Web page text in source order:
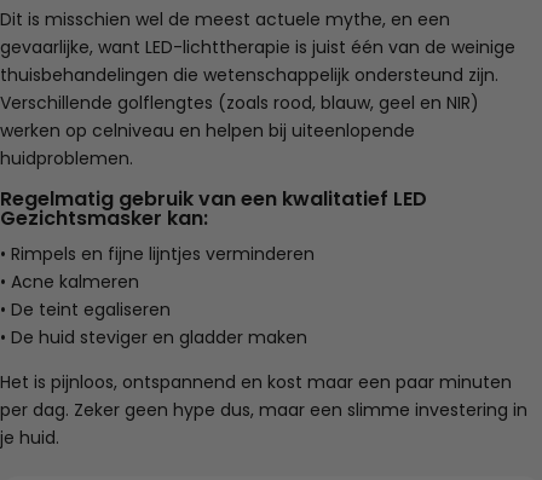
Dit is misschien wel de meest actuele mythe, en een
gevaarlijke, want LED-lichttherapie is juist één van de weinige
thuisbehandelingen die wetenschappelijk ondersteund zijn.
Verschillende golflengtes (zoals rood, blauw, geel en NIR)
werken op celniveau en helpen bij uiteenlopende
huidproblemen.
Regelmatig gebruik van een kwalitatief LED
Gezichtsmasker kan:
• Rimpels en fijne lijntjes verminderen
• Acne kalmeren
• De teint egaliseren
• De huid steviger en gladder maken
Het is pijnloos, ontspannend en kost maar een paar minuten
per dag. Zeker geen hype dus, maar een slimme investering in
je huid.